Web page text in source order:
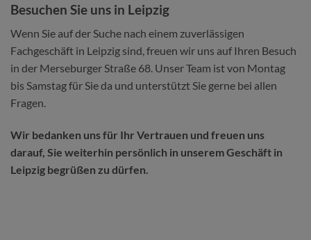
Besuchen Sie uns in Leipzig
Wenn Sie auf der Suche nach einem zuverlässigen
Fachgeschäft in Leipzig sind, freuen wir uns auf Ihren Besuch
in der Merseburger Straße 68. Unser Team ist von Montag
bis Samstag für Sie da und unterstützt Sie gerne bei allen
Fragen.
Wir bedanken uns für Ihr Vertrauen und freuen uns
darauf, Sie weiterhin persönlich in unserem Geschäft in
Leipzig begrüßen zu dürfen.